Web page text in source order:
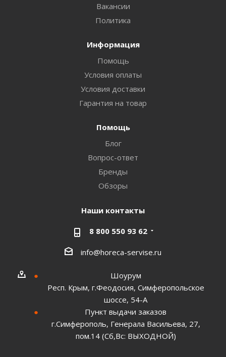
Вакансии
Политика
Информация
Помощь
Условия оплаты
Условия доставки
Гарантия на товар
Помощь
Блог
Вопрос-ответ
Бренды
Обзоры
Наши контакты
8 800 550 93 62
info@horeca-servise.ru
Шоурум
Респ. Крым, г.Феодосия, Симферопольское
шоссе, 54-А
Пункт выдачи заказов
г.Симферополь, Генерала Васильева, 27,
пом.14 (Сб,Вс: ВЫХОДНОЙ)